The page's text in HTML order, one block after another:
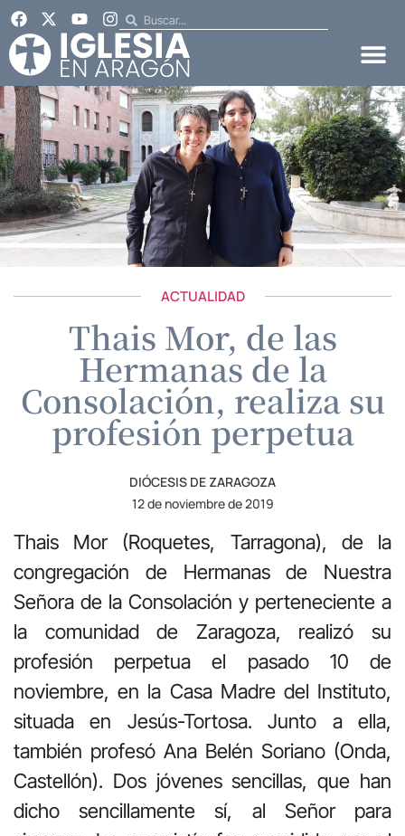
ACTUALIDAD
Thais Mor, de las
Hermanas de la
Consolación, realiza su
profesión perpetua
DIÓCESIS DE ZARAGOZA
12 de noviembre de 2019
Thais Mor (Roquetes, Tarragona), de la
congregación de Hermanas de Nuestra
Señora de la Consolación y perteneciente a
la comunidad de Zaragoza, realizó su
profesión perpetua el pasado 10 de
noviembre, en la Casa Madre del Instituto,
situada en Jesús-Tortosa. Junto a ella,
también profesó Ana Belén Soriano (Onda,
Castellón). Dos jóvenes sencillas, que han
dicho sencillamente sí, al Señor para